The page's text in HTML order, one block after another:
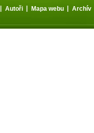
| Autoři | Mapa webu | Archív